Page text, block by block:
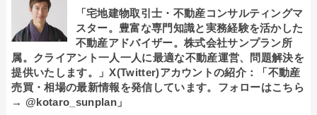
「宅地建物取引士・不動産コンサルティングマ
スター。豊富な専門知識と実務経験を活かした
不動産アドバイザー。株式会社サンプラン所
属。クライアント一人一人に最適な不動産運営、問題解決を
提供いたします。」X(Twitter)アカウントの紹介：「不動産
売買・相場の最新情報を発信しています。フォローはこちら
→ @kotaro_sunplan」